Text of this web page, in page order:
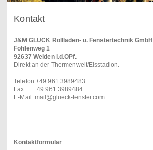
Kontakt
J&M GLÜCK Rollladen- u. Fenstertechnik GmbH
Fohlenweg 1
92637 Weiden i.d.OPf.
Direkt an der Thermenwelt/Eisstadion.
Telefon:+49 961 3989483
Fax: +49 961 3989484
E-Mail: mail@glueck-fenster.com
Kontaktformular